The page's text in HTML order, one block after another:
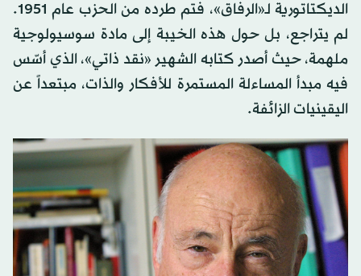
الديكتاتورية لـ«الرفاق»، فتم طرده من الحزب عام 1951.
لم يتراجع، بل حول هذه الخيبة إلى مادة سوسيولوجية
ملهمة، حيث أصدر كتابه الشهير «نقد ذاتي»، الذي أسّس
فيه مبدأ المساءلة المستمرة للأفكار والذات، مبتعداً عن
اليقينيات الزائفة.